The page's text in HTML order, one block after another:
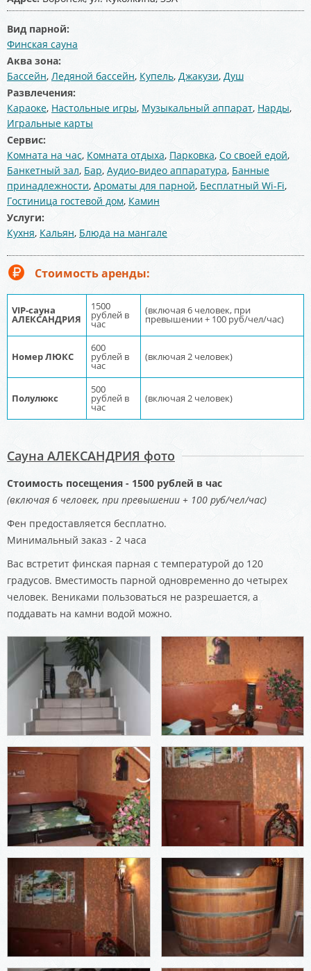
Вид парной:
Финская сауна
Аква зона:
Бассейн, Ледяной бассейн, Купель, Джакузи, Душ
Развлечения:
Караоке, Настольные игры, Музыкальный аппарат, Нарды,
Игральные карты
Сервис:
Комната на час, Комната отдыха, Парковка, Со своей едой,
Банкетный зал, Бар, Аудио-видео аппаратура, Банные
принадлежности, Ароматы для парной, Бесплатный Wi-Fi,
Гостиница гостевой дом, Камин
Услуги:
Кухня, Кальян, Блюда на мангале
Стоимость аренды:
VIP-сауна
АЛЕКСАНДРИЯ
1500
рублей в
час
(включая 6 человек, при
превышении + 100 руб/чел/час)
Номер ЛЮКС
600
рублей в
час
(включая 2 человек)
Полулюкс
500
рублей в
час
(включая 2 человек)
Сауна АЛЕКСАНДРИЯ фото
Стоимость посещения - 1500 рублей в час
(включая 6 человек, при превышении + 100 руб/чел/час)
Фен предоставляется бесплатно.
Минимальный заказ - 2 часа
Вас встретит финская парная с температурой до 120
градусов. Вместимость парной одновременно до четырех
человек. Вениками пользоваться не разрешается, а
поддавать на камни водой можно.